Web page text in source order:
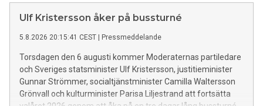
Ulf Kristersson åker på bussturné
5.8.2026 20:15:41 CEST Pressmeddelande
Torsdagen den 6 augusti kommer Moderaternas partiledare
och Sveriges statsminister Ulf Kristersson, justitieminister
Gunnar Strömmer, socialtjänstminister Camilla Waltersson
Grönvall och kulturminister Parisa Liljestrand att fortsätta